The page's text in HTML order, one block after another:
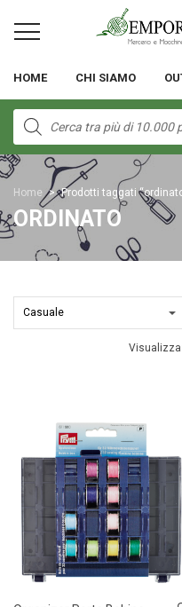
HOME CHI SIAMO
Products
search
Home > Prodotti taggati
ORDINATO